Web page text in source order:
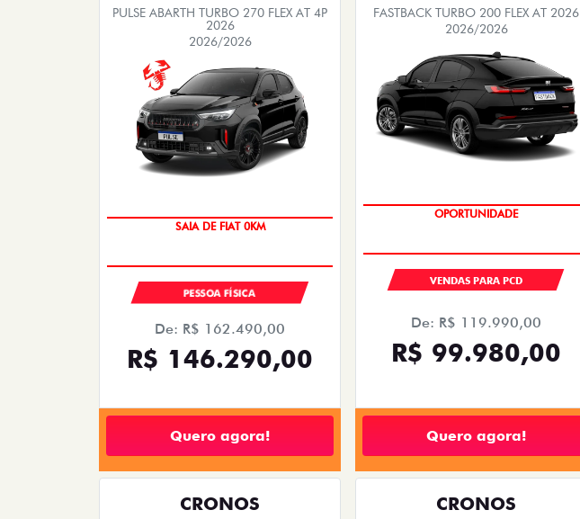
PULSE ABARTH TURBO 270 FLEX AT 4P
2026
2026/2026
SAIA DE FIAT 0KM
PESSOA FÍSICA
De: R$ 162.490,00
R$ 146.290,00
Quero agora!
FASTBACK TURBO 200 FLEX AT 2026
2026/2026
OPORTUNIDADE
VENDAS PARA PCD
De: R$ 119.990,00
R$ 99.980,00
Quero agora!
CRONOS CRONOS